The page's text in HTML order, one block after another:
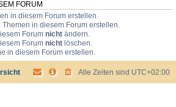
FORUM
in diesem Forum erstellen.
Themen in diesem Forum erstellen.
Forum nicht ändern.
Forum nicht löschen.
in diesem Forum erstellen.
Alle Zeiten sind UTC+02:00